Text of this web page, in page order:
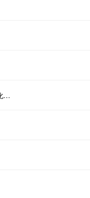
北京经济技术开发区聚焦全国科技创新中心建设 近3年承接“三城”科技成果转化落地340余项